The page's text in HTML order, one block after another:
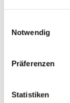
Notwendig
Präferenzen
Statistiken